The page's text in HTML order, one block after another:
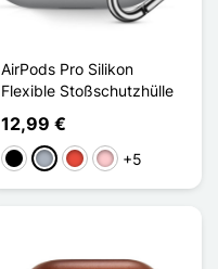
AirPods Pro Silikon
Flexible Stoßschutzhülle
12,99 €
Schwarz
GrauRot Pink+5